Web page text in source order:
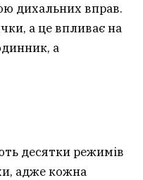
дихальних вправ.
а це впливає на
а
десятки режимів
адже кожна